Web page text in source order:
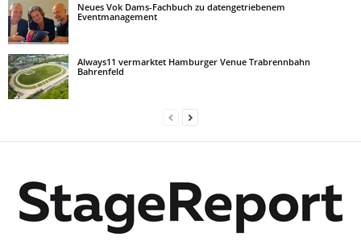
Neues Vok Dams-Fachbuch zu datengetriebenem
Eventmanagement
Always11 vermarktet Hamburger Venue Trabrennbahn
Bahrenfeld